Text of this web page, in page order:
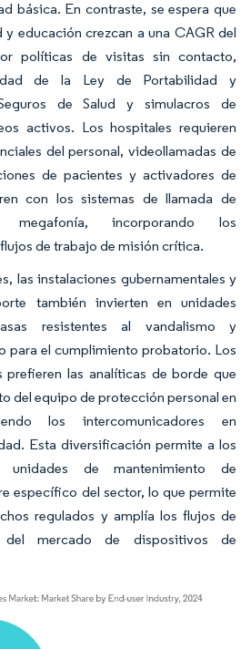
básica. En contraste, se espera que
y educación crezcan a una CAGR del
políticas de visitas sin contacto,
de la Ley de Portabilidad y
de Salud y simulacros de
activos. Los hospitales requieren
del personal, videollamadas de
de pacientes y activadores de
con los sistemas de llamada de
incorporando los
de trabajo de misión crítica.
las instalaciones gubernamentales y
también invierten en unidades
resistentes al vandalismo y
para el cumplimiento probatorio. Los
prefieren las analíticas de borde que
del equipo de protección personal en
los intercomunicadores en
Esta diversificación permite a los
unidades de mantenimiento de
específico del sector, lo que permite
regulados y amplía los flujos de
del mercado de dispositivos de